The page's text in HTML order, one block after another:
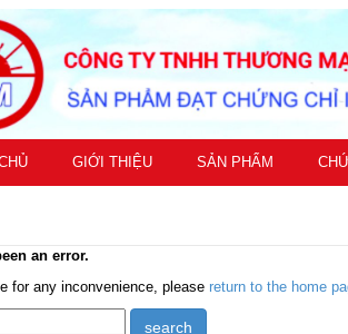
GIỚI THIỆU SẢN PHẨM
an error.
for any inconvenience, please return to the home